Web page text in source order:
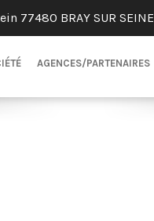
77480 BRAY SUR SEINE
AGENCES/PARTENAIRES